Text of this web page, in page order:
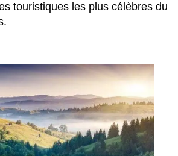
touristiques les plus célèbres du